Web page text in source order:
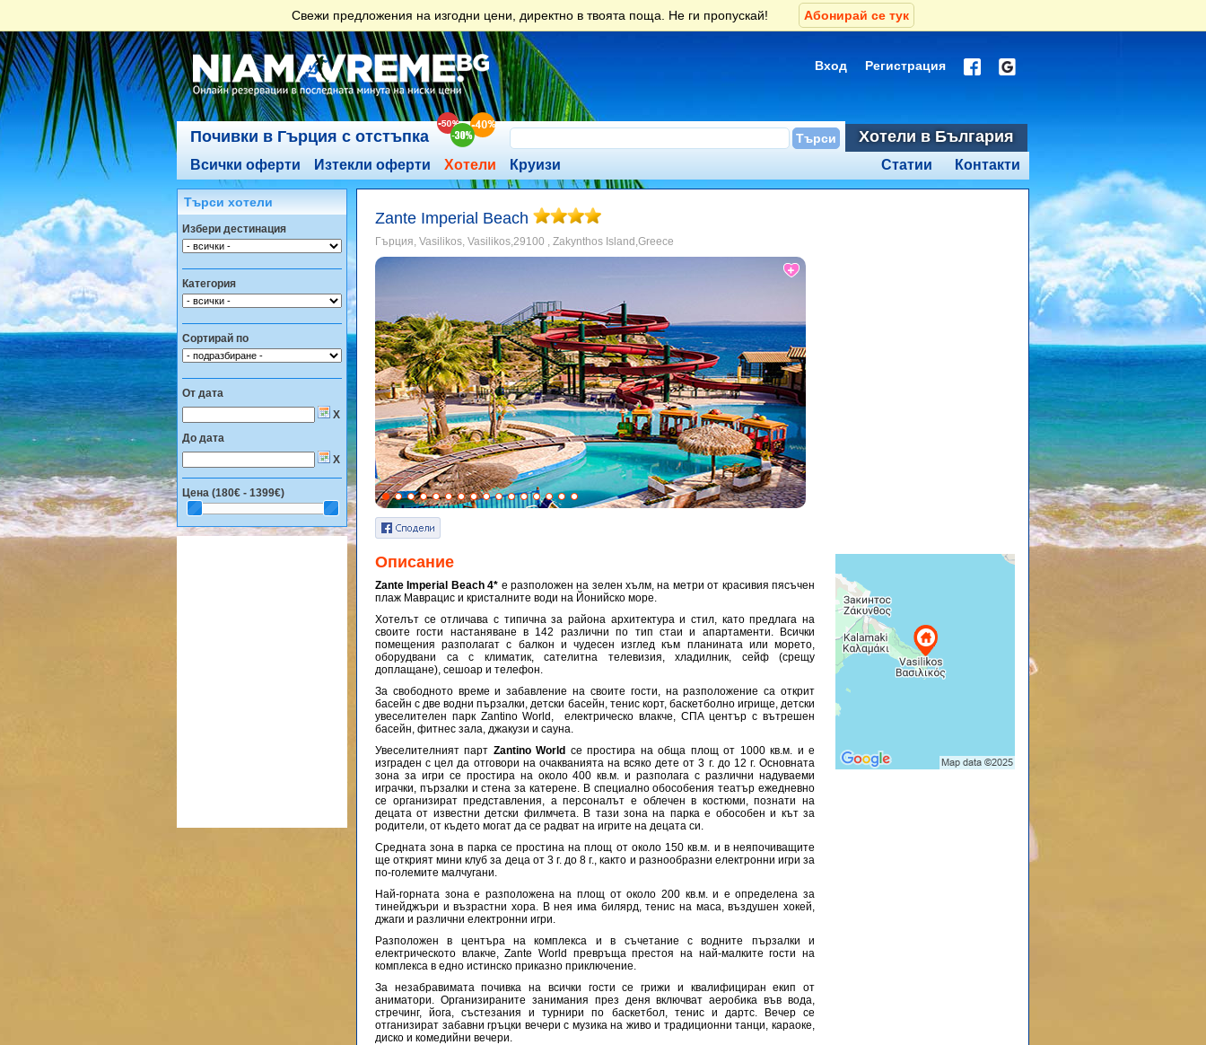
Свежи предложения на изгодни цени, директно в твоята поща. Не ги пропускай! Абонирай се тук
Вход Регистрация
Почивки в Гърция с отстъпка Хотели в България
Всички оферти Изтекли оферти Хотели Круизи Контакти
Статии
Zante Imperial Beach
Гърция, Vasilikos, Vasilikos,29100 , Zakynthos Island,Greece
Описание
Zante Imperial Beach 4* е разположен на зелен хълм, на метри от красивия пясъчен
плаж Маврацис и кристалните води на Йонийско море.
Хотелът се отличава с типична за района архитектура и стил, като предлага на
своите гости настаняване в 142 различни по тип стаи и апартаменти. Всички
помещения разполагат с балкон и чудесен изглед към планината или морето,
оборудвани са с климатик, сателитна телевизия, хладилник, сейф (срещу
доплащане), сешоар и телефон.
За свободното време и забавление на своите гости, на разположение са открит
басейн с две водни пързалки, детски басейн, тенис корт, баскетболно игрище, детски
увеселителен парк Zantino World, електрическо влакче, СПА център с вътрешен
басейн, фитнес зала, джакузи и сауна.
Увеселителният парт Zantino World се простира на обща площ от 1000 кв.м. и е
изграден с цел да отговори на очакванията на всяко дете от 3 г. до 12 г. Основната
зона за игри се простира на около 400 кв.м. и разполага с различни надуваеми
играчки, пързалки и стена за катерене. В специално обособения театър ежедневно
се организират представления, а персоналът е облечен в костюми, познати на
децата от известни детски филмчета. В тази зона на парка е обособен и кът за
родители, от където могат да се радват на игрите на децата си.
Средната зона в парка се простина на площ от около 150 кв.м. и в неяпочиващите
ще открият мини клуб за деца от 3 г. до 8 г., както и разнообразни електронни игри за
по-големите малчугани.
Най-горната зона е разположена на площ от около 200 кв.м. и е определена за
тинейджъри и възрастни хора. В нея има билярд, тенис на маса, въздушен хокей,
джаги и различни електронни игри.
Разположен в центъра на комплекса и в съчетание с водните пързалки и
електрическото влакче, Zante World превръща престоя на най-малките гости на
комплекса в едно истинско приказно приключение.
За незабравимата почивка на всички гости се грижи и квалифициран екип от
аниматори. Организираните занимания през деня включват аеробика във вода,
стречинг, йога, състезания и турнири по баскетбол, тенис и дартс. Вечер се
отганизират забавни гръцки вечери с музика на живо и традиционни танци, караоке,
диско и комедийни вечери.
Търси хотели
Избери дестинация
Категория
Сортирай по
От дата
X
До дата
X
Цена (180€ - 1399€)